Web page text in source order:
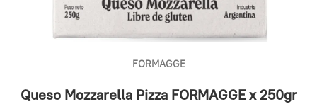
FORMAGGE
Queso Mozzarella Pizza FORMAGGE x 250gr